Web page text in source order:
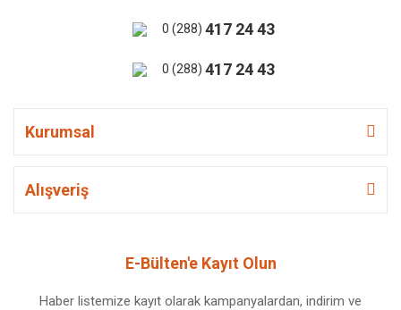
0 (288) 417 24 43
0 (288) 417 24 43
Kurumsal
Alışveriş
E-Bülten'e Kayıt Olun
Haber listemize kayıt olarak kampanyalardan, indirim ve